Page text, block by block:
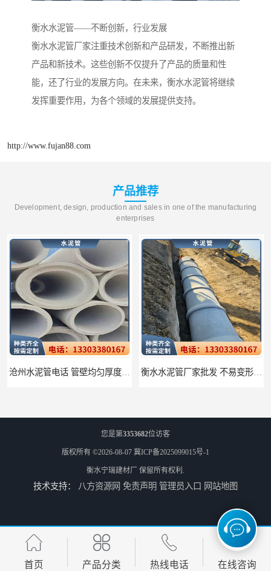
衡水水泥管——不断创新，行业发展
衡水水泥管厂家注重技术创新和产品研发，不断推出新
产品和新技术。这些创新不仅提升了产品的质量和性
能，还了行业的发展方向。在未来，衡水水泥管将继续
发挥重要作用，为各个领域的发展提供支持。
http://www.fujan88.com
产品推荐
Development, design, production and sales in one of the manufacturing
enterprises
廊坊水泥管厂家 承插口水泥管 抗滑移性能稳定可靠 邢台预制检查井批发 检修井 有效引导分流雨水
您是第3353682位访客
版权所有 ©2026-08-07 冀ICP备2025099015号-1
衡水宁瑞建材厂 保留所有权利.
技术支持： 八方资源网 免责声明 管理员入口 网站地图
首页 产品分类 热线电话 在线咨询